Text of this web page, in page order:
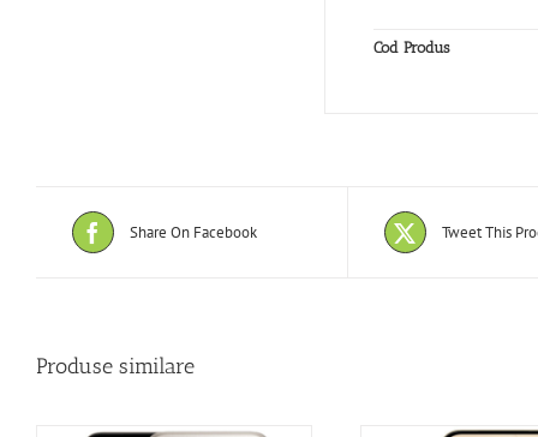
Cod Produs
Share On Facebook Tweet This
Produse similare